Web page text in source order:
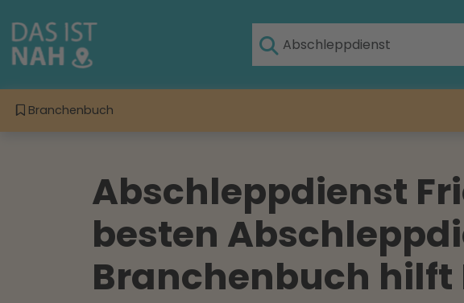
Branchenbuch
Abschleppdienst
besten
Branchenbuch hilft